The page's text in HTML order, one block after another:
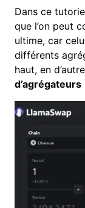
Dans ce
que l’on peut
ultime, car
différents
haut, en
d’agrégateurs